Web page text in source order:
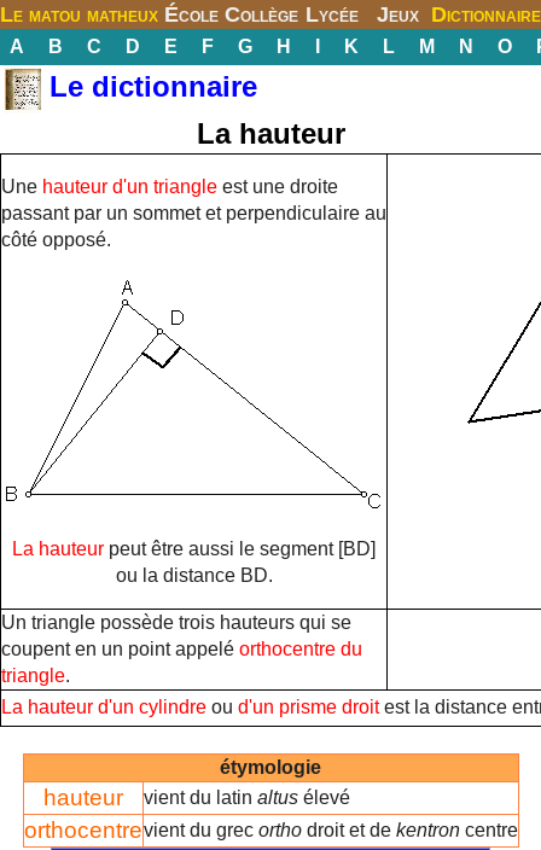
Le matou matheux École Collège Lycée Jeux Dictionnaire
A B C D E F G H K L M N O
Le dictionnaire
La hauteur
Une hauteur d'un triangle est une droite
passant par un sommet et perpendiculaire au
côté opposé.
La hauteur peut être aussi le segment [BD]
ou la distance BD.
Un triangle possède trois hauteurs qui se
coupent en un point appelé orthocentre du
triangle.
La hauteur d'un cylindre ou d'un prisme droitest la distance
étymologie
hauteur vient du latin altusélevé
orthocentrevient du grec orthodroit et de kentroncentre